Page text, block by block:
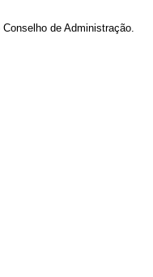
de Administração.